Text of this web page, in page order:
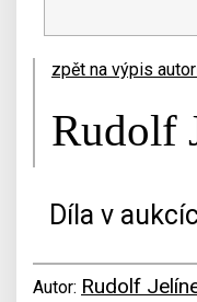
zpět na výpis
Rudolf
Díla v
Autor: Rudolf